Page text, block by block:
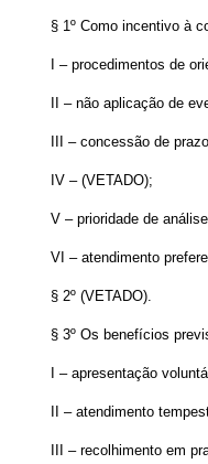
§ 1º Como incentivo à
I – procedimentos de
II – não aplicação de
III – concessão de
IV – (VETADO);
V – prioridade de
VI – atendimento
§ 2º (VETADO).
§ 3º Os benefícios
I – apresentação
II – atendimento
III – recolhimento em